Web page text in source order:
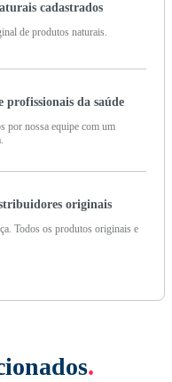
cadastrados
de produtos naturais.
profissionais da saúde
por nossa equipe com um
originais
Todos os produtos originais e
.